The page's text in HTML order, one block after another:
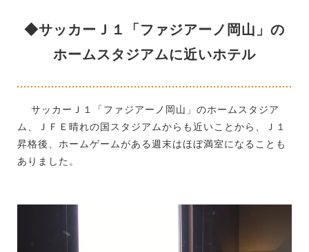
◆サッカーＪ１「ファジアーノ岡山」の
ホームスタジアムに近いホテル
サッカーＪ１「ファジアーノ岡山」のホームスタジア
ム、ＪＦＥ晴れの国スタジアムからも近いことから、Ｊ１
昇格後、ホームゲームがある週末はほぼ満室になることも
ありました。